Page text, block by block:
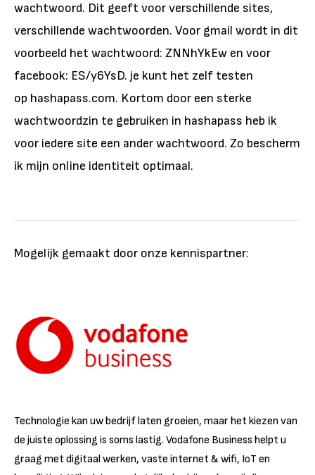
wachtwoord. Dit geeft voor verschillende sites,
verschillende wachtwoorden. Voor gmail wordt in dit
voorbeeld het wachtwoord: ZNNhYkEw en voor
facebook: ES/y6YsD. je kunt het zelf testen
op hashapass.com. Kortom door een sterke
wachtwoordzin te gebruiken in hashapass heb ik
voor iedere site een ander wachtwoord. Zo bescherm
ik mijn online identiteit optimaal.
Mogelijk gemaakt door onze kennispartner:
Technologie kan uw bedrijf laten groeien, maar het kiezen van
de juiste oplossing is soms lastig. Vodafone Business helpt u
graag met digitaal werken, vaste internet & wifi, IoT en